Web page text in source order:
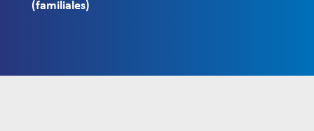
(familiales)